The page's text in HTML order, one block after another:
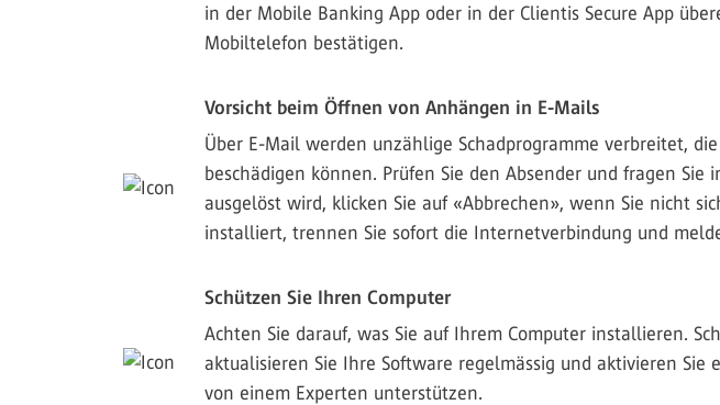
in der Mobile Banking App oder in der Clientis Secure App
Mobiltelefon bestätigen.
Vorsicht beim Öffnen von Anhängen in E-Mails
Über E-Mail werden unzählige Schadprogramme verbreitet,
beschädigen können. Prüfen Sie den Absender und fragen
ausgelöst wird, klicken Sie auf «Abbrechen», wenn Sie nicht
installiert, trennen Sie sofort die Internetverbindung und
Schützen Sie Ihren Computer
Achten Sie darauf, was Sie auf Ihrem Computer installieren.
aktualisieren Sie Ihre Software regelmässig und aktivieren Sie
von einem Experten unterstützen.